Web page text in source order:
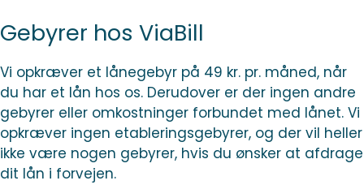
Gebyrer hos ViaBill
Vi opkræver et lånegebyr på 49 kr. pr. måned, når
du har et lån hos os. Derudover er der ingen andre
gebyrer eller omkostninger forbundet med lånet. Vi
opkræver ingen etableringsgebyrer, og der vil heller
ikke være nogen gebyrer, hvis du ønsker at afdrage
dit lån i forvejen.